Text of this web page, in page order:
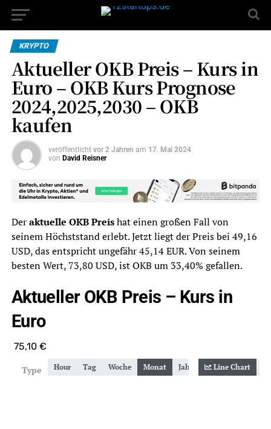
KRYPTO
Aktueller OKB Preis – Kurs in
Euro – OKB Kurs Prognose
2024,2025,2030 – OKB
kaufen
veröffentlicht vor 2 Jahren am 17. Mai 2024
von David Reisner
Deraktuelle OKB Preishat einen großen Fall von
seinem Höchststand erlebt. Jetzt liegt der Preis bei 49,16
USD, das entspricht ungefähr 45,14 EUR. Von seinem
besten Wert, 73,80 USD, ist OKB um 33,40% gefallen.
Aktueller OKB Preis – Kurs in
Euro
75,10 €
Zoom Hour Tag Woche Monat Jahr Gesamt
Type Line Chart